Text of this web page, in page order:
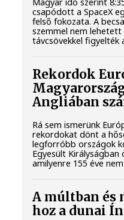
csapódott a SpaceX
felső fokozata. A
szemmel nem lehetett
távcsövekkel figyelték
Rekordok
Angliában
Rá sem ismerünk
rekordokat dönt a
legforróbb országok
Egyesült
amilyenre 155 éve
A múltban és
hoz a dunai